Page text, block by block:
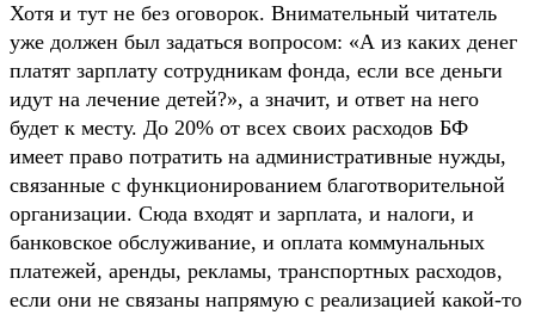
Хотя и тут не без оговорок. Внимательный читатель
уже должен был задаться вопросом: «А из каких денег
платят зарплату сотрудникам фонда, если все деньги
идут на лечение детей?», а значит, и ответ на него
будет к месту. До 20% от всех своих расходов БФ
имеет право потратить на административные нужды,
связанные с функционированием благотворительной
организации. Сюда входят и зарплата, и налоги, и
банковское обслуживание, и оплата коммунальных
платежей, аренды, рекламы, транспортных расходов,
если они не связаны напрямую с реализацией какой-то